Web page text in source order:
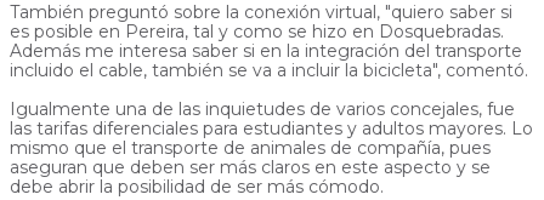
También preguntó sobre la conexión virtual, "quiero saber si
es posible en Pereira, tal y como se hizo en Dosquebradas.
Además me interesa saber si en la integración del transporte
incluido el cable, también se va a incluir la bicicleta", comentó.
Igualmente una de las inquietudes de varios concejales, fue
las tarifas diferenciales para estudiantes y adultos mayores. Lo
mismo que el transporte de animales de compañía, pues
aseguran que deben ser más claros en este aspecto y se
debe abrir la posibilidad de ser más cómodo.